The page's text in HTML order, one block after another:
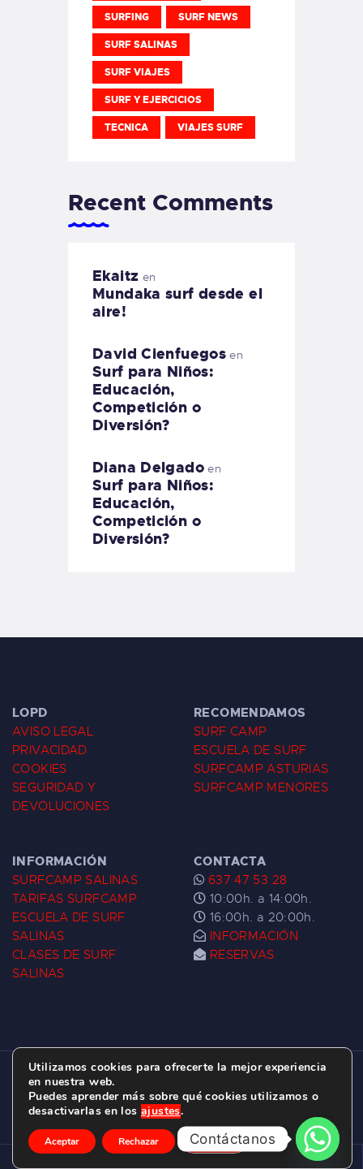
SURFING SURF NEWS
SURF SALINAS
SURF VIAJES
SURF Y EJERCICIOS
TECNICA VIAJES SURF
Recent Comments
Ekaitz en
Mundaka surf desde el
aire!
David Cienfuegos en
Surf para Niños:
Educación,
Competición o
Diversión?
Diana Delgadoen
Surf para Niños:
Educación,
Competición o
Diversión?
LOPD
AVISO LEGAL
PRIVACIDAD
COOKIES
SEGURIDAD Y
DEVOLUCIONES
RECOMENDAMOS
SURF CAMP
ESCUELA DE SURF
SURFCAMP ASTURIAS
SURFCAMP MENORES
INFORMACIÓN
SURFCAMP SALINAS
TARIFAS SURFCAMP
ESCUELA DE SURF
SALINAS
CLASES DE SURF
SALINAS
CONTACTA
637 47 53 28
10:00h. a 14:00h.
16:00h. a 20:00h.
INFORMACIÓN
RESERVAS
ESCUELA DE SURF LAS DUNAS ©
2026.
C/ BERNARDO ÁLVAREZ GALAN 1, SALINAS
(ASTURIAS)
Utilizamos cookies para ofrecerte la mejor experiencia
en nuestra web.
Puedes aprender más sobre qué cookies utilizamos o
desactivarlas en los ajustes.
Aceptar Rechazar Ajustes
Contáctanos